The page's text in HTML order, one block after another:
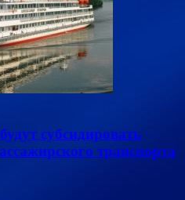
субсидировать
транспорта